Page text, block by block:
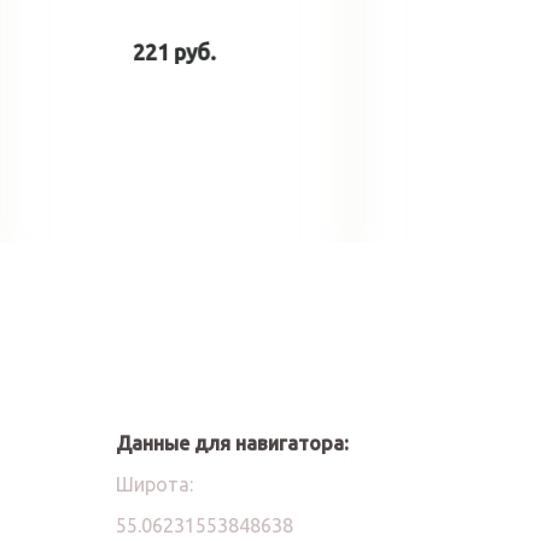
Данные для навигатора:
Широта:
55.06231553848638